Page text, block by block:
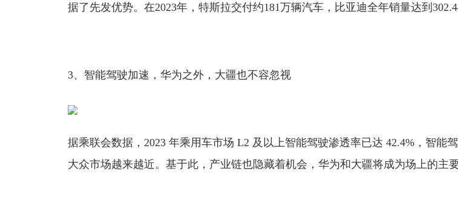
据了先发优势。在2023年，特斯拉交付约181万辆汽车，比亚迪全年销量达到
3、智能驾驶加速，华为之外，大疆也不容忽视
据乘联会数据，2023 年乘用车市场 L2 及以上智能驾驶渗透率已达 42.4%，智能
大众市场越来越近。基于此，产业链也隐藏着机会，华为和大疆将成为场上的主要